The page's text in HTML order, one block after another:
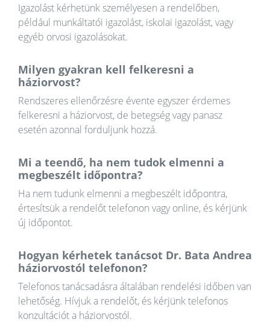
Igazolást kérhetünk személyesen a rendelőben,
például munkáltatói igazolást, iskolai igazolást, vagy
egyéb orvosi igazolásokat.
Milyen gyakran kell felkeresni a
háziorvost?
Rendszeres ellenőrzésre évente egyszer érdemes
felkeresni a háziorvost, de betegség vagy panasz
esetén azonnal forduljunk hozzá.
Mi a teendő, ha nem tudok elmenni a
megbeszélt időpontra?
Ha nem tudunk elmenni a megbeszélt időpontra,
értesítsük a rendelőt telefonon vagy online, és kérjünk
új időpontot.
Hogyan kérhetek tanácsot Dr. Bata Andrea
háziorvostól telefonon?
Telefonos tanácsadásra általában rendelési időben van
lehetőség. Hívjuk a rendelőt, és kérjünk telefonos
konzultációt a háziorvostól.